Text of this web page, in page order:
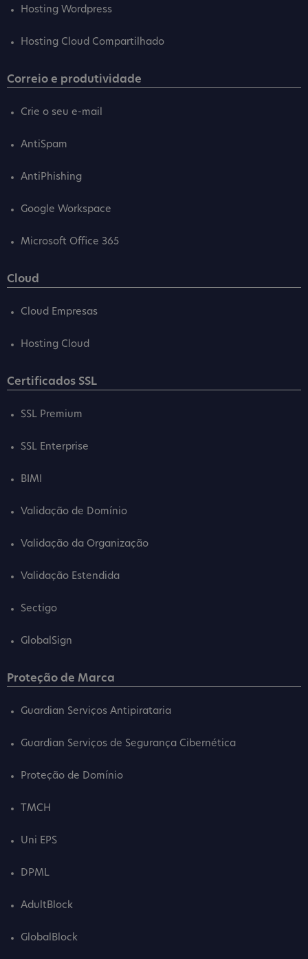
Hosting Wordpress
Hosting Cloud Compartilhado
Correio e produtividade
Crie o seu e-mail
AntiSpam
AntiPhishing
Google Workspace
Microsoft Office 365
Cloud
Cloud Empresas
Hosting Cloud
Certificados SSL
SSL Premium
SSL Enterprise
BIMI
Validação de Domínio
Validação da Organização
Validação Estendida
Sectigo
GlobalSign
Proteção de Marca
Guardian Serviços Antipirataria
Guardian Serviços de Segurança Cibernética
Proteção de Domínio
TMCH
Uni EPS
DPML
AdultBlock
GlobalBlock